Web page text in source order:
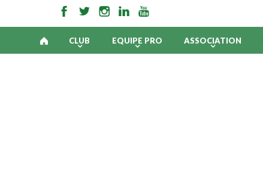
CLUB EQUIPE PRO ASSOCIATION